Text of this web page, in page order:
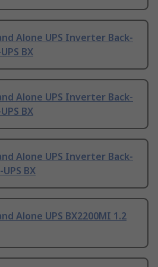
Alone UPS Inverter Back-
BX
Alone UPS Inverter Back-
BX
Alone UPS Inverter Back-
BX
Alone UPS BX2200MI 1.2